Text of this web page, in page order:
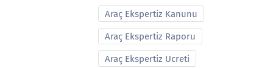
Araç Ekspertiz Kanunu
Araç Ekspertiz Raporu
Araç Ekspertiz Ucreti